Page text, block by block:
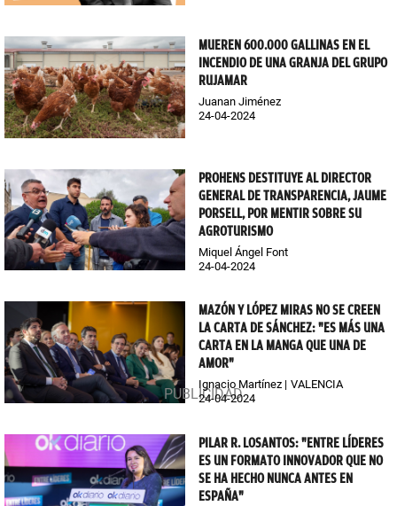
MUEREN 600.000 GALLINAS EN EL
INCENDIO DE UNA GRANJA DEL GRUPO
RUJAMAR
Juanan Jiménez
24-04-2024
PROHENS DESTITUYE AL DIRECTOR
GENERAL DE TRANSPARENCIA, JAUME
PORSELL, POR MENTIR SOBRE SU
AGROTURISMO
Miquel Ángel Font
24-04-2024
MAZÓN Y LÓPEZ MIRAS NO SE CREEN
LA CARTA DE SÁNCHEZ: "ES MÁS UNA
CARTA EN LA MANGA QUE UNA DE
AMOR"
Ignacio Martínez
VALENCIA
24-04-2024
PILAR R. LOSANTOS: "ENTRE LÍDERES
ES UN FORMATO INNOVADOR QUE NO
SE HA HECHO NUNCA ANTES EN
ESPAÑA"